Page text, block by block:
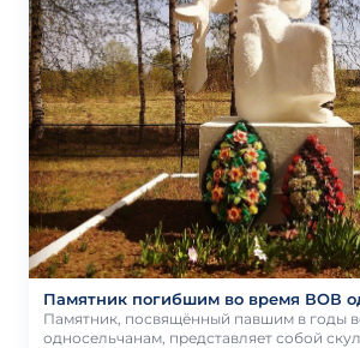
Памятник погибшим во время ВОВ
Памятник, посвящённый павшим в годы
односельчанам, представляет собой